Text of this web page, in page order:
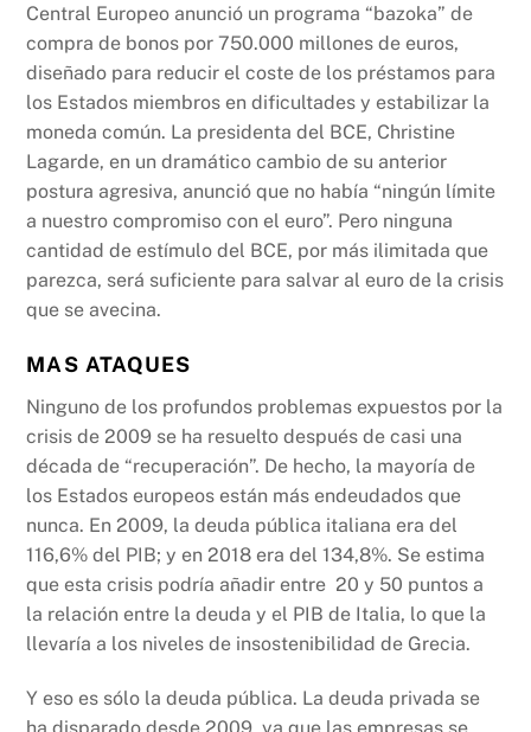
Central Europeo anunció un programa “bazoka” de
compra de bonos por 750.000 millones de euros,
diseñado para reducir el coste de los préstamos para
los Estados miembros en dificultades y estabilizar la
moneda común. La presidenta del BCE, Christine
Lagarde, en un dramático cambio de su anterior
postura agresiva, anunció que no había “ningún límite
a nuestro compromiso con el euro”. Pero ninguna
cantidad de estímulo del BCE, por más ilimitada que
parezca, será suficiente para salvar al euro de la crisis
que se avecina.
MAS ATAQUES
Ninguno de los profundos problemas expuestos por la
crisis de 2009 se ha resuelto después de casi una
década de “recuperación”. De hecho, la mayoría de
los Estados europeos están más endeudados que
nunca. En 2009, la deuda pública italiana era del
116,6% del PIB; y en 2018 era del 134,8%. Se estima
que esta crisis podría añadir entre 20 y 50 puntos a
la relación entre la deuda y el PIB de Italia, lo que la
llevaría a los niveles de insostenibilidad de Grecia.
Y eso es sólo la deuda pública. La deuda privada se